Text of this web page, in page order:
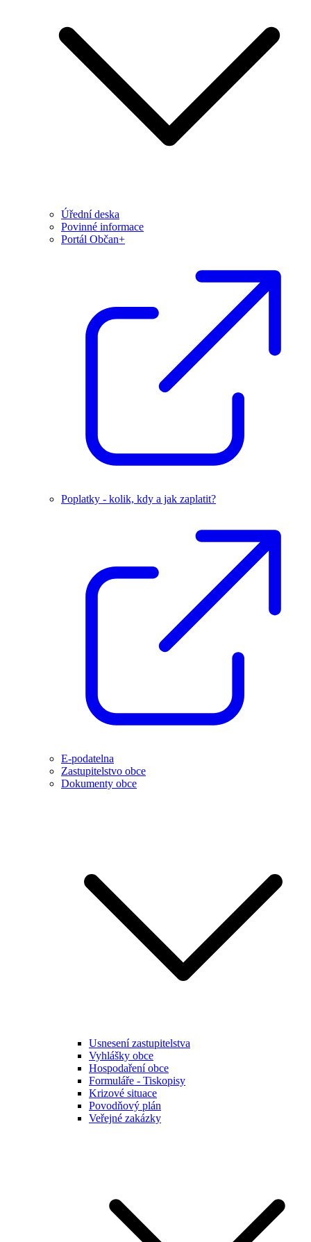
Úřední deska
Povinné informace
Portál Občan+
Poplatky - kolik, kdy a jak zaplatit?
E-podatelna
Zastupitelstvo obce
Dokumenty obce
Usnesení zastupitelstva
Vyhlášky obce
Hospodaření obce
Formuláře - Tiskopisy
Krizové situace
Povodňový plán
Veřejné zakázky